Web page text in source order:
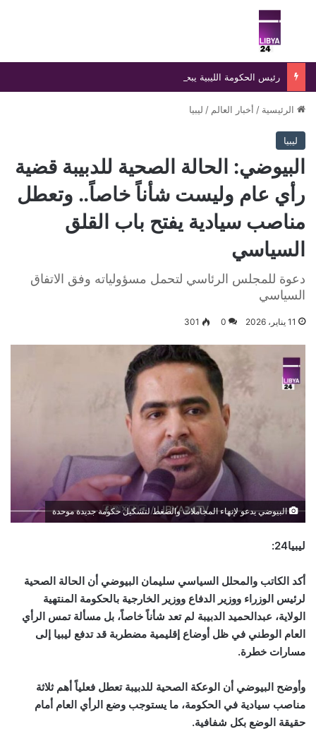
بحث عن
الرئيسية / أخبار العالم / ليبيا
ليبيا
البيوضي: الحالة الصحية للدبيبة قضية
رأي عام وليست شأناً خاصاً.. وتعطل
مناصب سيادية يفتح باب القلق
السياسي
دعوة للمجلس الرئاسي لتحمل مسؤولياته وفق الاتفاق
السياسي
11 يناير، 2026 0
301
البيوضي يدعو لإنهاء المجاملات والضغط لتشكيل حكومة جديدة موحدة
ليبيا24:
أكد الكاتب والمحلل السياسي سليمان البيوضي أن الحالة الصحية
لرئيس الوزراء ووزير الدفاع ووزير الخارجية بالحكومة المنتهية
الولاية، عبدالحميد الدبيبة لم تعد شأناً خاصاً، بل مسألة تمس الرأي
العام الوطني في ظل أوضاع إقليمية مضطربة قد تدفع ليبيا إلى
مسارات خطرة.
وأوضح البيوضي أن الوعكة الصحية للدبيبة تعطل فعلياً أهم ثلاثة
مناصب سيادية في الحكومة، ما يستوجب وضع الرأي العام أمام
حقيقة الوضع بكل شفافية.